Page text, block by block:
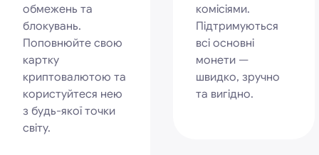
обмежень та
блокувань.
Поповнюйте свою
картку
криптовалютою та
користуйтеся нею
з будь-якої точки
світу.
комісіями.
Підтримуються
всі основні
монети —
швидко, зручно
та вигідно.